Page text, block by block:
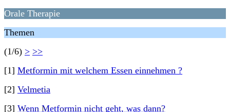
Orale Therapie
Themen
(1/6) > >>
[1] Metformin mit welchem Essen einnehmen ?
[2] Velmetia
[3] Wenn Metformin nicht geht, was dann?